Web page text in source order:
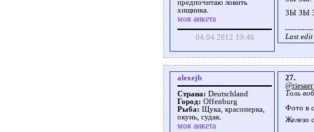
предпочитаю ловить
хищника.
моя анкета
04.04.2012 19:46
ЗЫ ЗЫ
----------
Last
alexejb
Страна: Deutschland
Город: Offenburg
Рыба: Щука, красоперка,
окунь, судак.
моя анкета
27.
@riesaer
Толь
Фото в
Железо